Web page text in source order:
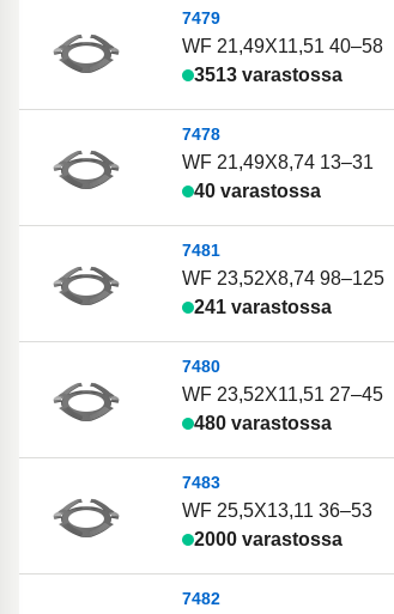
7479
WF 21,49X11,51 40–58
3513 varastossa
7478
WF 21,49X8,74 13–31
40 varastossa
7481
WF 23,52X8,74 98–125
241 varastossa
7480
WF 23,52X11,51 27–45
480 varastossa
7483
WF 25,5X13,11 36–53
2000 varastossa
7482